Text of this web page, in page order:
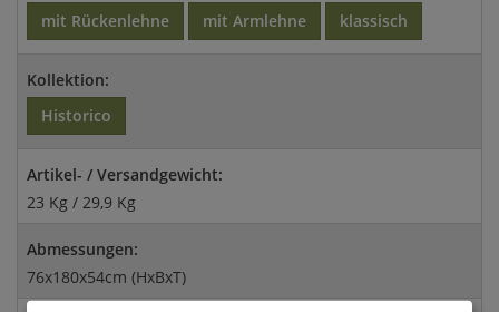
mit Rückenlehne
mit Armlehne klassisch
Kollektion:
Historico
Artikel- / Versandgewicht:
23 Kg / 29,9 Kg
Abmessungen:
76x180x54cm (HxBxT)